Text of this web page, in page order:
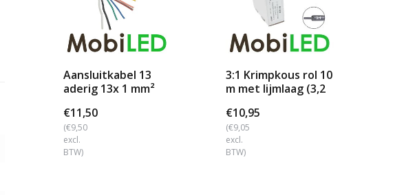
Aansluitkabel 13
aderig 13x 1 mm²
€11,50
(€9,50
excl.
BTW)
3:1 Krimpkous rol 10
m met lijmlaag (3,2
€10,95
(€9,05
excl.
BTW)